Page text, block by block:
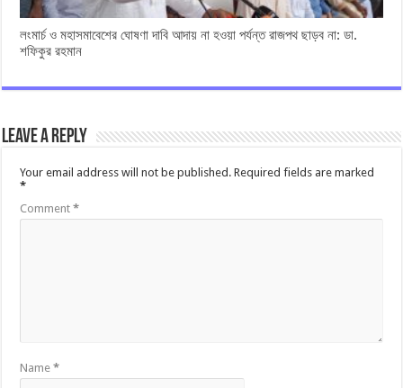
লংমার্চ ও মহাসমাবেশের ঘোষণা দাবি আদায় না হওয়া পর্যন্ত রাজপথ ছাড়ব না: ডা.
শফিকুর রহমান
Leave a Reply
Your email address will not be published. Required fields are marked
*
Comment*
Name*